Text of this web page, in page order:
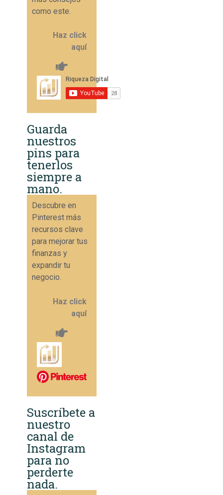
como este.
Haz click
aquí
Guarda
nuestros
pins para
tenerlos
siempre a
mano.
Descubre en
Pinterest más
recursos clave
para mejorar tus
finanzas y
expandir tu
negocio.
Haz click
aquí
Suscríbete a
nuestro
canal de
Instagram
para no
perderte
nada.